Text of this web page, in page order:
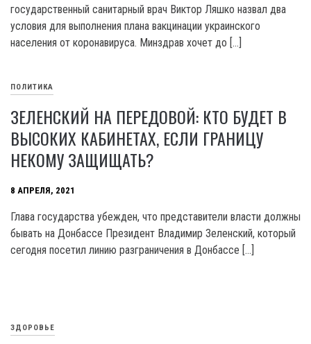
государственный санитарный врач Виктор Ляшко назвал два
условия для выполнения плана вакцинации украинского
населения от коронавируса. Минздрав хочет до […]
ПОЛИТИКА
ЗЕЛЕНСКИЙ НА ПЕРЕДОВОЙ: КТО БУДЕТ В
ВЫСОКИХ КАБИНЕТАХ, ЕСЛИ ГРАНИЦУ
НЕКОМУ ЗАЩИЩАТЬ?
8 АПРЕЛЯ, 2021
Глава государства убежден, что представители власти должны
бывать на Донбассе Президент Владимир Зеленский, который
сегодня посетил линию разграничения в Донбассе […]
ЗДОРОВЬЕ